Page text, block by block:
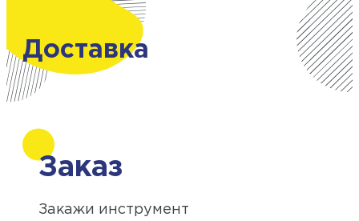
Доставка
Заказ
Закажи инструмент